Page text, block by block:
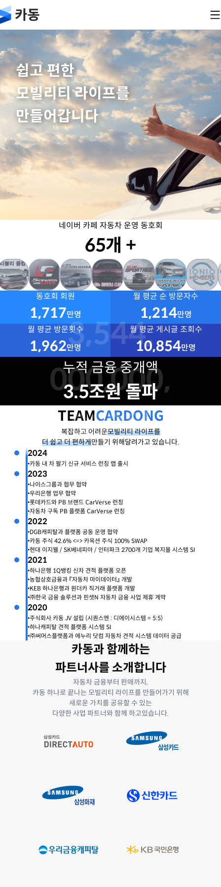
자주묻는 질문
회사 소개
쉽고 편한
모빌리티 라이프를
만들어갑니다
네이버 카페 자동차 운영 동호회
65개 +
동호회 회원
1,717만명
월 평균 순 방문자수
1,214만명
월 평균 방문횟수
1,962만명
월 평균 게시글 조회수
10,854만명
3,544,
000,000,
000원
누적 금융 중개액
3.5조원 돌파
TEAMCARDONG
복잡하고 어려운모빌리티 라이프를
더 쉽고 더 편하게만들기 위해달려가고 있습니다.
2024
•카동 내 차 팔기 신규 서비스 런칭 앱 출시
2023
•나이스그룹과 협무 협약
•우리은행 업무 협약
•롯데카드와 PB 브랜드 CarVerse 런칭
•자동차 구독 PB 플랫폼 CarVerse 런칭
2022
•DGB캐피탈과 플랫폼 공동 운영 협약
•카동 주식 42.6% <=> 카옥션 주식 100% SWAP
•현대 이지웰 / SK베네피아 / 인터파크 2700개 기업 복지몰 시스템 SI
2021
•하나은행 1Q뱅킹 신차 견적 플랫폼 오픈
•농협상호금융과 『자동차 마이데이터』 개발
•KEB 하나은행과 원더카 직거래 플랫폼 개발
•㈜한국 금융 솔루션과 핀셋N 자동차 금융 사업 제휴 계약
2020
•주식회사 카동 JV 설립 (시퀀스엔 : 디에이시스템 = 5:5)
•하나캐피탈 견적 플랫폼 시스템 SI
•㈜써머스플랫폼과 에누리 닷컴 자동차 견적 시스템 데이터 공급
카동과 함께하는
파트너사를 소개합니다
자동차 금융부터 판매까지,
카동 하나로 끝나는 모빌리티 라이프를 만들어가기 위해
새로운 가치를 공유할 수 있는
다양한 사업 파트너와 함께 하고있습니다.